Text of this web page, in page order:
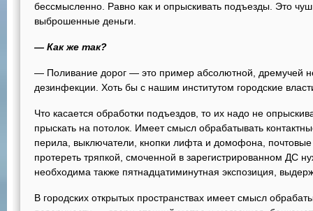
бессмысленно. Равно как и опрыскивать подъезды. Это
выброшенные деньги.
— Как же так?
— Поливание дорог — это пример абсолютной, дремучей
дезинфекции. Хоть бы с нашим институтом городские
Что касается обработки подъездов, то их надо не
прыскать на потолок. Имеет смысл обрабатывать
перила, выключатели, кнопки лифта и домофона,
протереть тряпкой, смоченной в зарегистрированном ДС
необходима также пятнадцатиминутная экспозиция,
В городских открытых пространствах имеет смысл